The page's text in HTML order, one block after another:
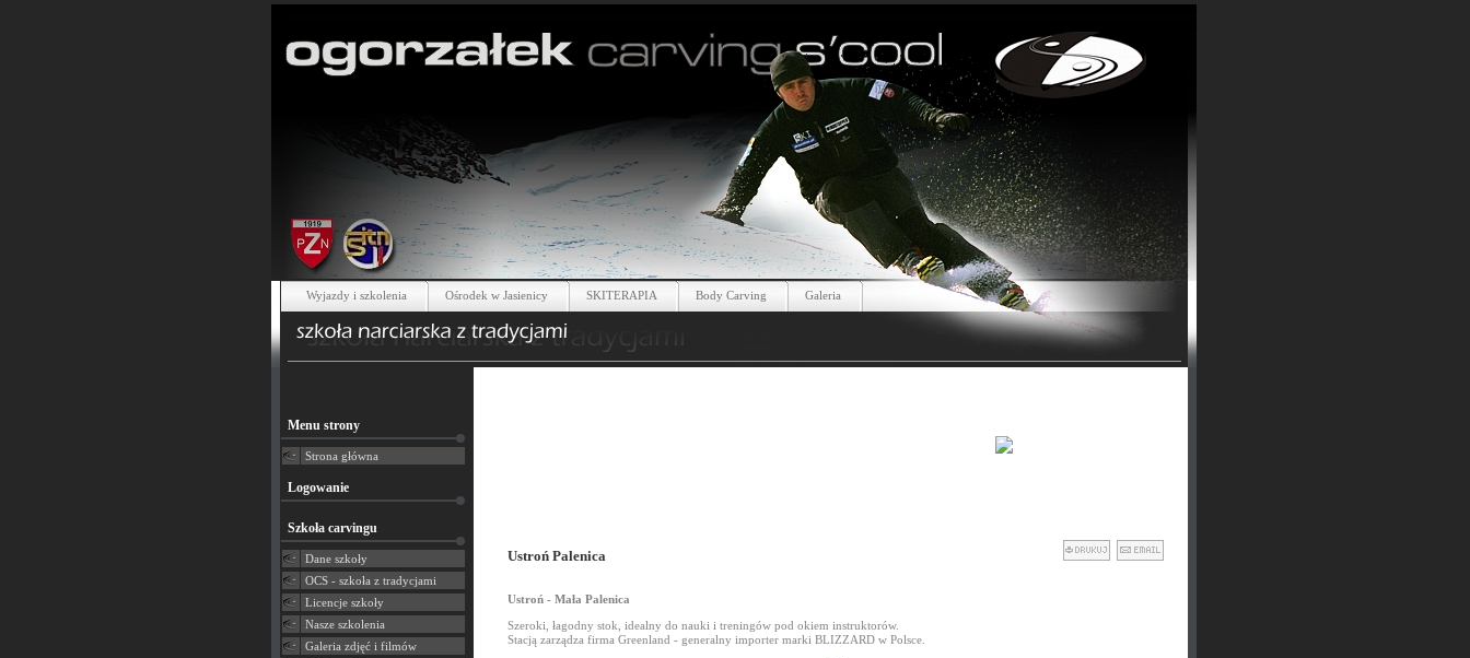
Wyjazdy i szkolenia Ośrodek w Jasienicy SKITERAPIA Body Carving Galeria
Menu strony
Strona główna
Logowanie
Szkoła carvingu
Dane szkoły
OCS - szkoła z tradycjami
Licencje szkoły
Nasze szkolenia
Galeria zdjęć i filmów
Ustroń Palenica
Ustroń - Mała Palenica
Szeroki, łagodny stok, idealny do nauki i treningów pod okiem instruktorów.
Stacją zarządza firma Greenland - generalny importer marki BLIZZARD w Polsce.